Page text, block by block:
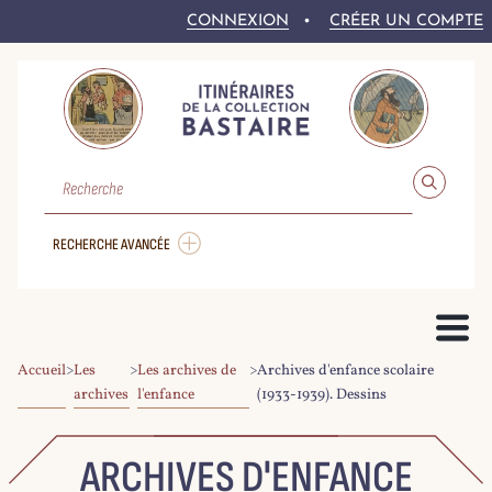
CONNEXION CRÉER UN COMPTE
RECHERCHE AVANCÉE
PRÉSENTATION DU PROJET
PARCOURIR LE CORPUS
RECHERCHER DANS LE CORPUS
EXPLOITER LE CORPUS
Accueil>Les
archives
>Les archives de
l'enfance
>Archives d'enfance scolaire
(1933-1939). Dessins
ARCHIVES D'ENFANCE